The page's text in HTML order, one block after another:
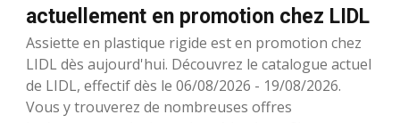
actuellement en promotion chez LIDL
Assiette en plastique rigide est en promotion chez
LIDL dès aujourd'hui. Découvrez le catalogue actuel
de LIDL, effectif dès le 06/08/2026 - 19/08/2026.
Vous y trouverez de nombreuses offres